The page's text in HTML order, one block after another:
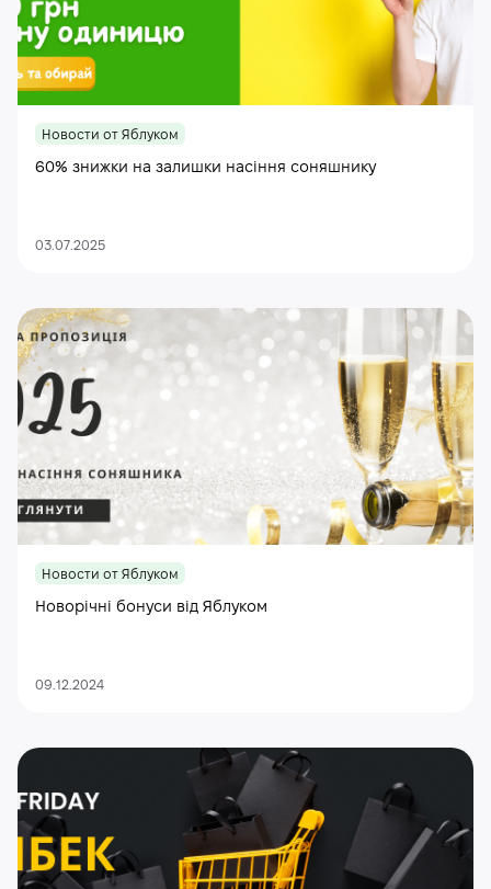
Новости от Яблуком
60% знижки на залишки насіння соняшнику
03.07.2025
Новости от Яблуком
Новорічні бонуси від Яблуком
09.12.2024